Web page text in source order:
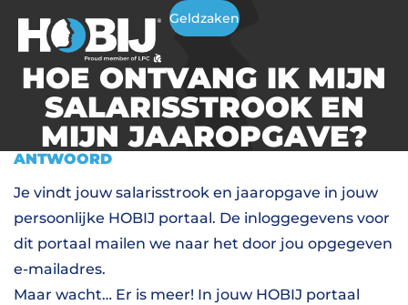
Geldzaken
HOE ONTVANG IK MIJN
SALARISSTROOK EN
MIJN JAAROPGAVE?
ANTWOORD
Je vindt jouw salarisstrook en jaaropgave in jouw
persoonlijke HOBIJ portaal. De inloggegevens voor
dit portaal mailen we naar het door jou opgegeven
e-mailadres.
Maar wacht… Er is meer! In jouw HOBIJ portaal